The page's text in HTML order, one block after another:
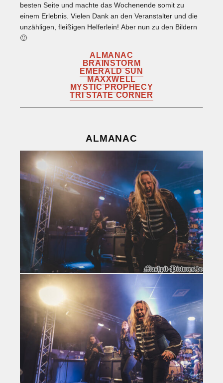
besten Seite und machte das Wochenende somit zu
einem Erlebnis. Vielen Dank an den Veranstalter und die
unzähligen, fleißigen Helferlein! Aber nun zu den Bildern
🙂
ALMANAC
BRAINSTORM
EMERALD SUN
MAXXWELL
MYSTIC PROPHECY
TRI STATE CORNER
ALMANAC